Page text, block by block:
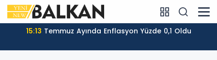
14:07Kuzey Makedonya’nın Dış Ticaret Hacmi 2026’nın